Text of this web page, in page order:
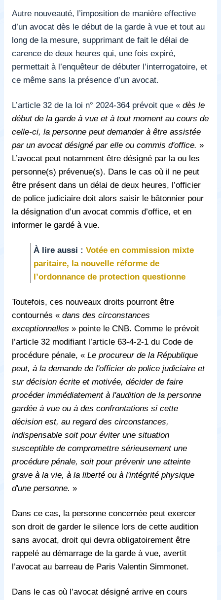
Autre nouveauté, l’imposition de manière effective
d’un avocat dès le début de la garde à vue et tout au
long de la mesure, supprimant de fait le délai de
carence de deux heures qui, une fois expiré,
permettait à l’enquêteur de débuter l’interrogatoire, et
ce même sans la présence d’un avocat.
L’article 32 de la loi n° 2024-364 prévoit que « dès le
début de la garde à vue et à tout moment au cours de
celle-ci, la personne peut demander à être assistée
par un avocat désigné par elle ou commis d'office. »
L’avocat peut notamment être désigné par la ou les
personne(s) prévenue(s). Dans le cas où il ne peut
être présent dans un délai de deux heures, l’officier
de police judiciaire doit alors saisir le bâtonnier pour
la désignation d’un avocat commis d’office, et en
informer le gardé à vue.
À lire aussi :Votée en commission mixte
paritaire, la nouvelle réforme de
l’ordonnance de protection questionne
Toutefois, ces nouveaux droits pourront être
contournés « dans des circonstances
exceptionnelles » pointe le CNB. Comme le prévoit
l’article 32 modifiant l’article 63-4-2-1 du Code de
procédure pénale, « Le procureur de la République
peut, à la demande de l'officier de police judiciaire et
sur décision écrite et motivée, décider de faire
procéder immédiatement à l'audition de la personne
gardée à vue ou à des confrontations si cette
décision est, au regard des circonstances,
indispensable soit pour éviter une situation
susceptible de compromettre sérieusement une
procédure pénale, soit pour prévenir une atteinte
grave à la vie, à la liberté ou à l'intégrité physique
d'une personne. »
Dans ce cas, la personne concernée peut exercer
son droit de garder le silence lors de cette audition
sans avocat, droit qui devra obligatoirement être
rappelé au démarrage de la garde à vue, avertit
l’avocat au barreau de Paris Valentin Simmonet.
Dans le cas où l’avocat désigné arrive en cours